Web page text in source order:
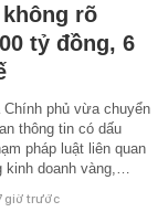
rõ
tỷ đồng, 6
Chính phủ vừa chuyển
thông tin có dấu
pháp luật liên quan
kinh doanh vàng,…
giờ trước